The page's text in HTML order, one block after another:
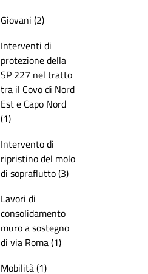
Giovani (2)
Interventi di
protezione della
SP 227 nel tratto
tra il Covo di Nord
Est e Capo Nord
(1)
Intervento di
ripristino del molo
di sopraflutto (3)
Lavori di
consolidamento
muro a sostegno
di via Roma (1)
Mobilità (1)